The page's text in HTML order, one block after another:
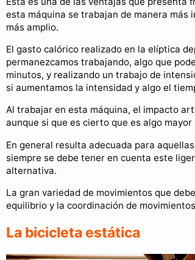
esta máquina se trabajan de manera
más amplio.
El gasto calórico realizado en la elíptica
permanezcamos trabajando, algo que
minutos, y realizando un trabajo de
si aumentamos la intensidad y algo el
Al trabajar en esta máquina, el impacto
aunque si que es cierto que es algo
En general resulta adecuada para
siempre se debe tener en cuenta este
alternativa.
La gran variedad de movimientos que
equilibrio y la coordinación de
La bicicleta estática